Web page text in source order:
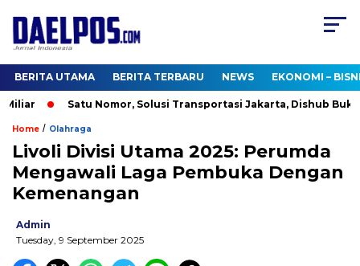
BERITA UTAMA BERITA TERBARU NEWS EKONOMI –
Satu Nomor, Solusi Transportasi Jakarta, Dishub Buka
Home / Olahraga
Livoli Divisi Utama 2025: Perumda
Mengawali Laga Pembuka Dengan
Kemenangan
Admin
Tuesday, 9 September 2025